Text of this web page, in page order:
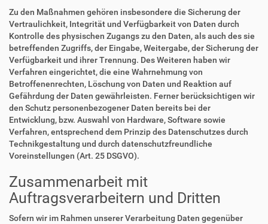
Zu den Maßnahmen gehören insbesondere die Sicherung der
Vertraulichkeit, Integrität und Verfügbarkeit von Daten durch
Kontrolle des physischen Zugangs zu den Daten, als auch des sie
betreffenden Zugriffs, der Eingabe, Weitergabe, der Sicherung der
Verfügbarkeit und ihrer Trennung. Des Weiteren haben wir
Verfahren eingerichtet, die eine Wahrnehmung von
Betroffenenrechten, Löschung von Daten und Reaktion auf
Gefährdung der Daten gewährleisten. Ferner berücksichtigen wir
den Schutz personenbezogener Daten bereits bei der
Entwicklung, bzw. Auswahl von Hardware, Software sowie
Verfahren, entsprechend dem Prinzip des Datenschutzes durch
Technikgestaltung und durch datenschutzfreundliche
Voreinstellungen (Art. 25 DSGVO).
Zusammenarbeit mit
Auftragsverarbeitern und Dritten
Sofern wir im Rahmen unserer Verarbeitung Daten gegenüber